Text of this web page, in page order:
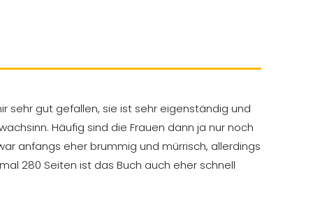
sehr gut gefallen, sie ist sehr eigenständig und
Häufig sind die Frauen dann ja nur noch
anfangs eher brummig und mürrisch, allerdings
280 Seiten ist das Buch auch eher schnell